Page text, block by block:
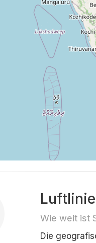
Wie weit ist
Die